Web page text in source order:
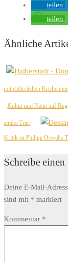
teilen
teilen
Ähnliche
mittelalterlichen Kirchen
Kultur und Natur auf
antike Trier
Kritik an Philipp Oswalts
Schreibe
Deine E-Mail-
sind mit * markiert
Kommentar *